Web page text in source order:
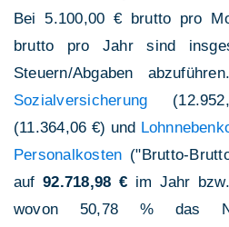
Bei 5.100,00 € brutto pro
brutto pro Jahr sind
Steuern/Abgaben
Sozialversicherung
(11.364,06 €) und
Personalkosten ("Brutto-
auf92.718,98 € im Jahr
wovon 50,78 % das